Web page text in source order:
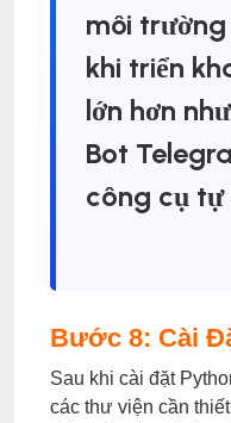
môi
khi triển
lớn hơn
Bot
công cụ tự
Bước 8: Cài
Sau khi cài đặt
các thư viện cần